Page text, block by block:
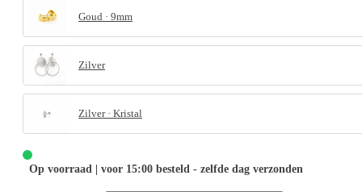
Goud · 9mm
Zilver
Zilver · Kristal
Op voorraad | voor 15:00 besteld - zelfde dag verzonden